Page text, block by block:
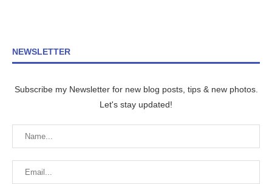
NEWSLETTER
Subscribe my Newsletter for new blog posts, tips & new photos.
Let's stay updated!